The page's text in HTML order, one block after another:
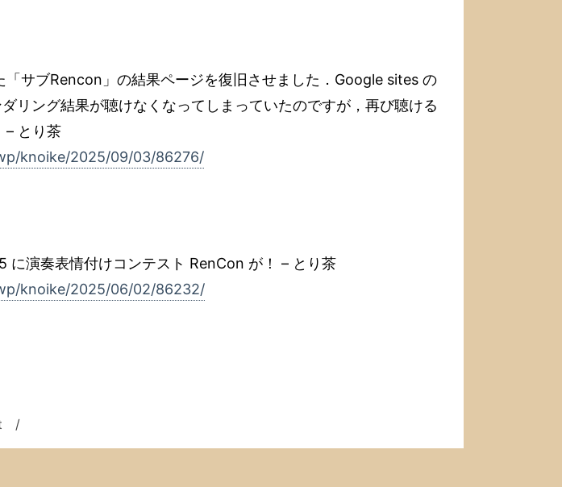
「サブRencon」の結果ページを復旧させました．Google sites の
リング結果が聴けなくなってしまっていたのですが，再び聴ける
– とり茶
knoike/2025/09/03/86276/
に演奏表情付けコンテスト RenCon が！ – とり茶
knoike/2025/06/02/86232/
on/